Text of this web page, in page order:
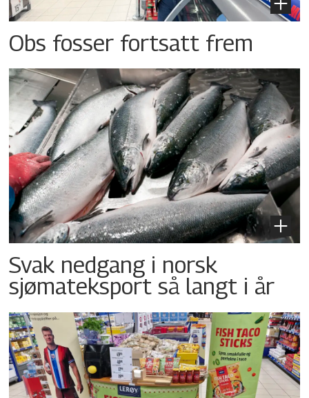
Obs fosser fortsatt frem
Svak nedgang i norsk
sjømateksport så langt i år